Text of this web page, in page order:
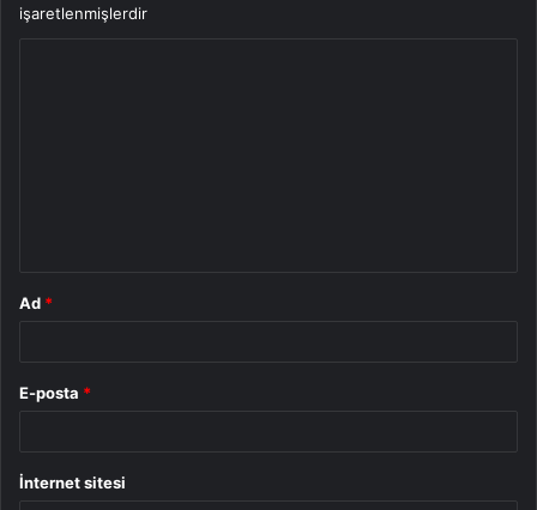
işaretlenmişlerdir
Ad *
E-posta *
İnternet sitesi